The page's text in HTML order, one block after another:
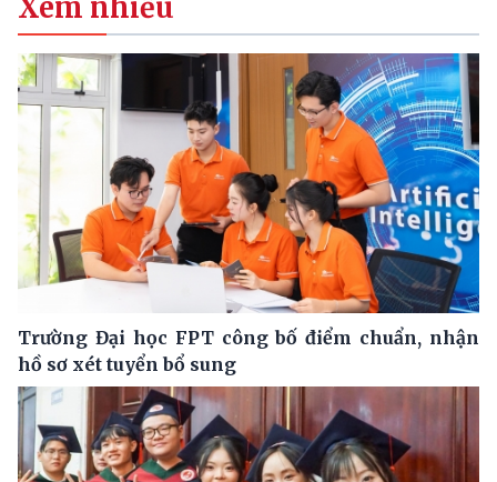
Xem nhiều
Trường Đại học FPT công bố điểm chuẩn, nhận
hồ sơ xét tuyển bổ sung